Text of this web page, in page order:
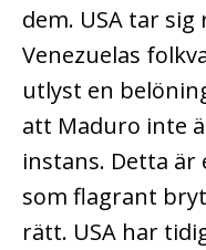
dem. USA tar
Venezuelas
utlyst en
att Maduro inte
instans. Detta
som flagrant
rätt. USA har